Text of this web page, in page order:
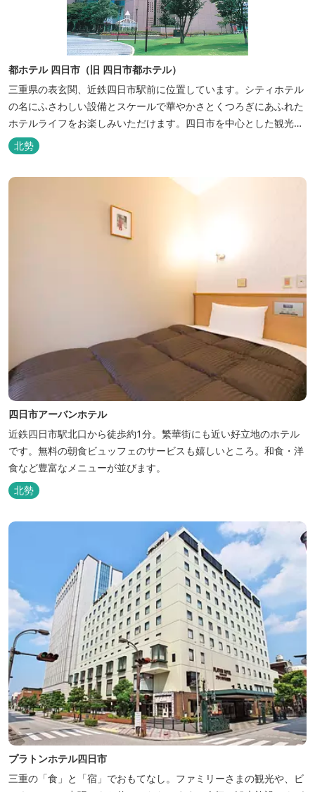
都ホテル 四日市（旧 四日市都ホテル）
三重県の表玄関、近鉄四日市駅前に位置しています。シティホテル
の名にふさわしい設備とスケールで華やかさとくつろぎにあふれた
ホテルライフをお楽しみいただけます。四日市を中心とした観光、
ビジネス、会議やゴルフ場などへの基点として便利にご利用いただ
けます。
北勢
四日市アーバンホテル
近鉄四日市駅北口から徒歩約1分。繁華街にも近い好立地のホテル
です。無料の朝食ビュッフェのサービスも嬉しいところ。和食・洋
食など豊富なメニューが並びます。
北勢
プラトンホテル四日市
三重の「食」と「宿」でおもてなし。ファミリーさまの観光や、ビ